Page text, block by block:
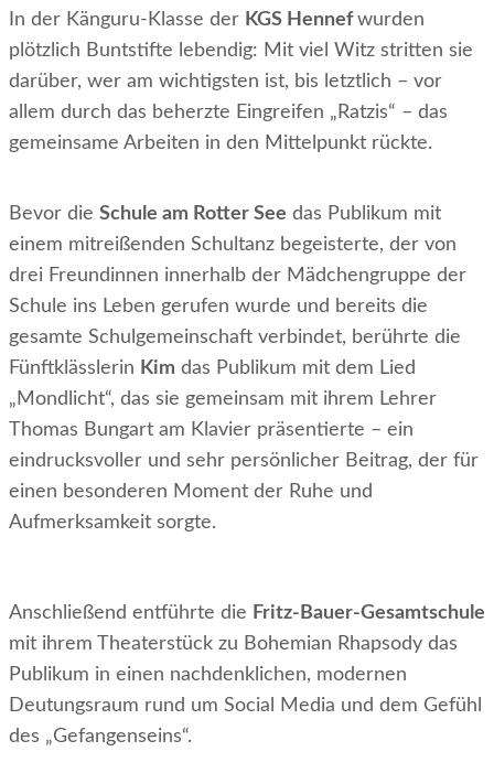
In der Känguru-Klasse der KGS Hennefwurden
plötzlich Buntstifte lebendig: Mit viel Witz stritten sie
darüber, wer am wichtigsten ist, bis letztlich – vor
allem durch das beherzte Eingreifen „Ratzis“ – das
gemeinsame Arbeiten in den Mittelpunkt rückte.
Bevor die Schule am Rotter See das Publikum mit
einem mitreißenden Schultanz begeisterte, der von
drei Freundinnen innerhalb der Mädchengruppe der
Schule ins Leben gerufen wurde und bereits die
gesamte Schulgemeinschaft verbindet, berührte die
Fünftklässlerin Kim das Publikum mit dem Lied
„Mondlicht“, das sie gemeinsam mit ihrem Lehrer
Thomas Bungart am Klavier präsentierte – ein
eindrucksvoller und sehr persönlicher Beitrag, der für
einen besonderen Moment der Ruhe und
Aufmerksamkeit sorgte.
Anschließend entführte die Fritz-Bauer-Gesamtschule
mit ihrem Theaterstück zu Bohemian Rhapsody das
Publikum in einen nachdenklichen, modernen
Deutungsraum rund um Social Media und dem Gefühl
des „Gefangenseins“.